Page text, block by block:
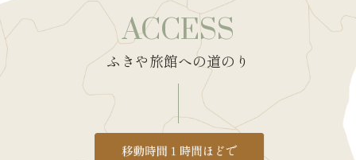
ACCESS
ふきや旅館への道のり